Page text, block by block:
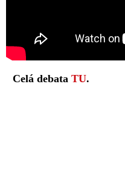
Celá debata TU.